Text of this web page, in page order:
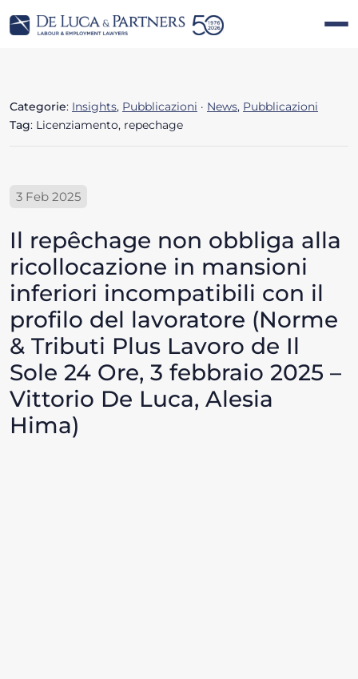
Categorie: Insights, Pubblicazioni · News, Pubblicazioni
Tag: Licenziamento, repechage
3 Feb 2025
Il repêchage non obbliga alla
ricollocazione in mansioni
inferiori incompatibili con il
profilo del lavoratore (Norme
& Tributi Plus Lavoro de Il
Sole 24 Ore, 3 febbraio 2025 –
Vittorio De Luca, Alesia
Hima)